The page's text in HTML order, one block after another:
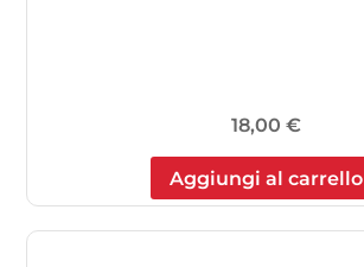
18,00 €
Aggiungi al carrello